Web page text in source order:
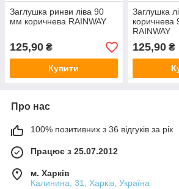
Заглушка ринви ліва 90
мм коричнева RAINWAY
125,90 ₴
Купити
Заглушка
коричнева
RAINWAY
125,90₴
Про нас
100% позитивних з 36 відгуків за рік
Працює з 25.07.2012
м. Харків
Калинина, 31, Харків, Україна